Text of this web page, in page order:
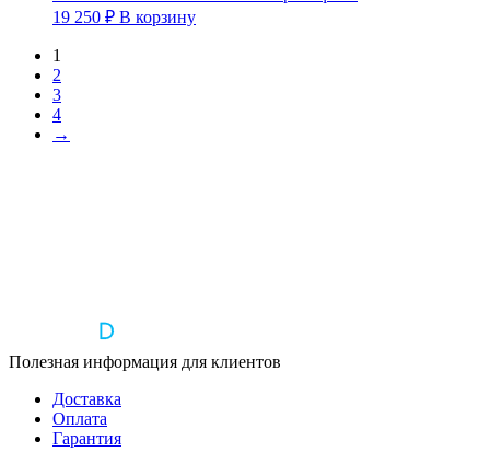
19 250 ₽ В корзину
1
2
3
4
→
Полезная информация для клиентов
Доставка
Оплата
Гарантия